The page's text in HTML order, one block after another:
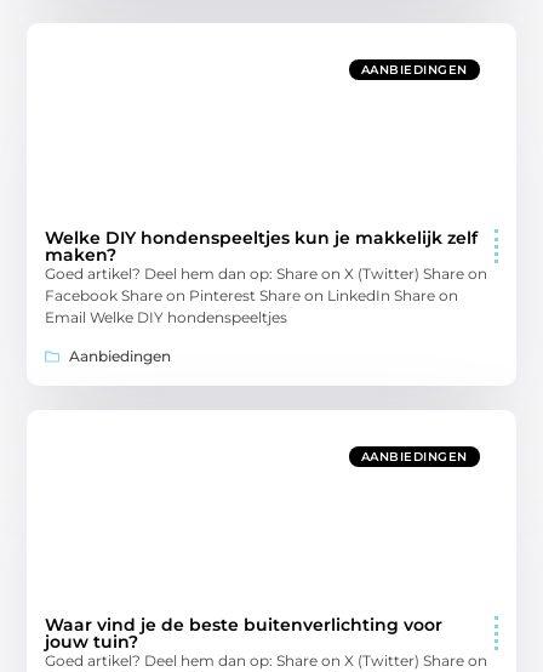
AANBIEDINGEN
Welke DIY hondenspeeltjes kun je makkelijk zelf
maken?
Goed artikel? Deel hem dan op: Share on X (Twitter) Share on
Facebook Share on Pinterest Share on LinkedIn Share on
Email Welke DIY hondenspeeltjes
Aanbiedingen
AANBIEDINGEN
Waar vind je de beste buitenverlichting voor
jouw tuin?
Goed artikel? Deel hem dan op: Share on X (Twitter) Share on